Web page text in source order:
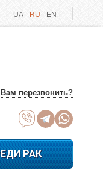
UA RU EN
Вам перезвонить?
РАК